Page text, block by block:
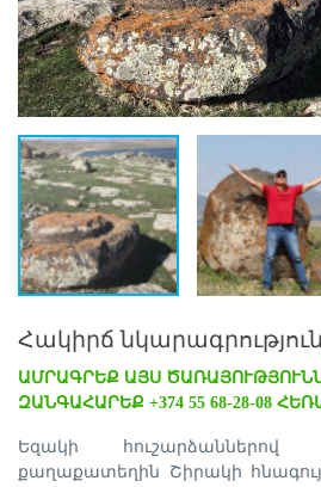
Հակիրճ նկարագրություն
ԱՄՐԱԳՐԵՔ ԱՅՍ
ԶԱՆԳԱՀԱՐԵՔ +374 55 68-28-08
Եզակի հուշարձաններով
քաղաքատեղին Շիրակի